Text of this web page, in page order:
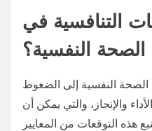
التنافسية في
الصحة النفسية؟
الصحة النفسية إلى الضغوط
والإنجاز، والتي يمكن أن
هذه التوقعات من المعايير